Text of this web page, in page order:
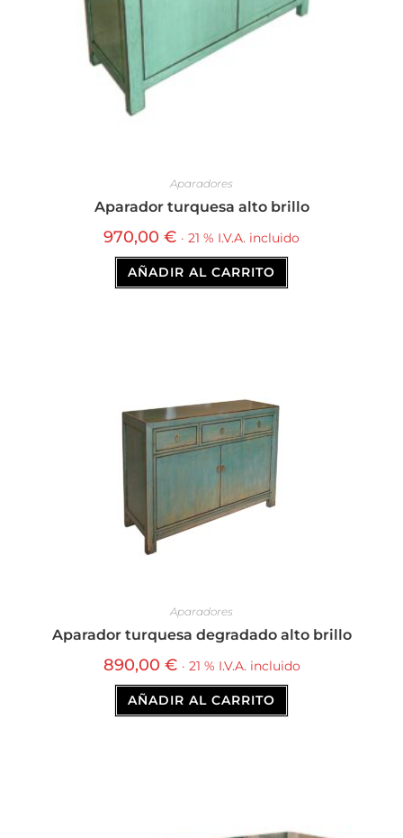
Aparadores
Aparador turquesa alto brillo
970,00 € · 21 % I.V.A. incluido
AÑADIR AL CARRITO
Aparadores
Aparador turquesa degradado alto brillo
890,00 € · 21 % I.V.A. incluido
AÑADIR AL CARRITO